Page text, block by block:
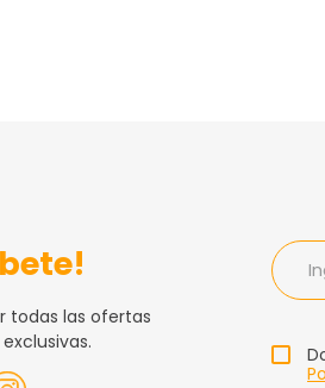
todas las ofertas